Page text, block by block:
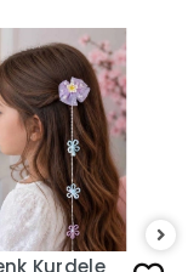
Kurdele